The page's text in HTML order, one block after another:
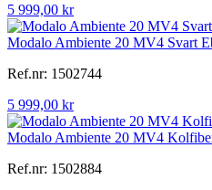
5 999,00 kr
Modalo Ambiente 20 MV4 Svart
Ref.nr: 1502744
5 999,00 kr
Modalo Ambiente 20 MV4
Ref.nr: 1502884